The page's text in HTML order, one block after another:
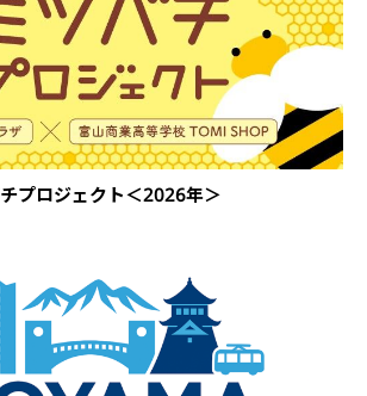
プロジェクト＜2026年＞